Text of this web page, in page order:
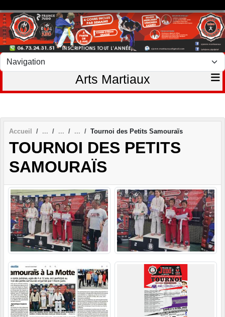
Arts Martiaux
Accueil Tournoi des Petits Samouraïs
TOURNOI DES PETITS
SAMOURAÏS